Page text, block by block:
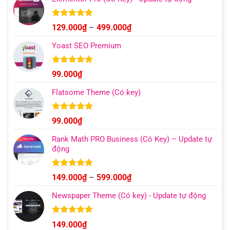
Được xếp
hạng4.93
5 sao
129.000₫ – 499.000₫Khoảng
Yoast SEO Premium
Được xếp
hạng 4.96
5 sao
99.000₫
Flatsome Theme (Có key)
Được xếp
hạng 4.95
5 sao
99.000₫
Rank Math PRO Business (Có Key) – Update tự
động
Được xếp
hạng 5.00
5 sao
149.000₫ – 599.000₫Khoảng
từ
Newspaper Theme (Có key) - Update tự động
Được xếp
149.000₫